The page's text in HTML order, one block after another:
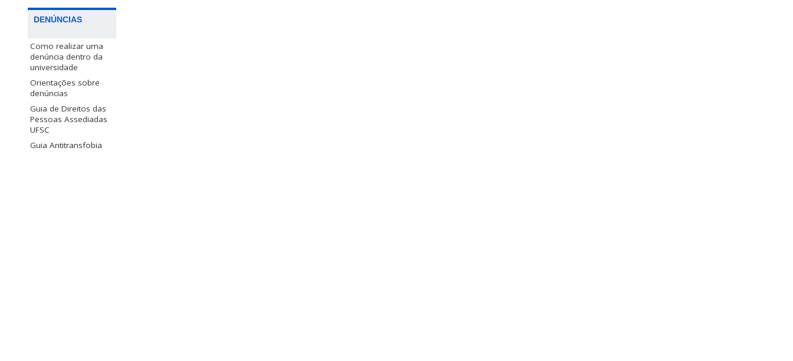
DENÚNCIAS
Como realizar uma
denúncia dentro da
universidade
Orientações sobre
denúncias
Guia de Direitos das
Pessoas Assediadas
UFSC
Guia Antitransfobia